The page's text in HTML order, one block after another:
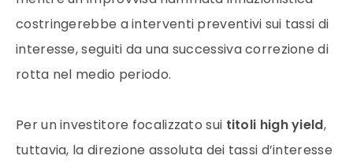
costringerebbe a interventi preventivi sui tassi di
interesse, seguiti da una successiva correzione di
rotta nel medio periodo.
Per un investitore focalizzato sui titoli high yield,
tuttavia, la direzione assoluta dei tassi d’interesse